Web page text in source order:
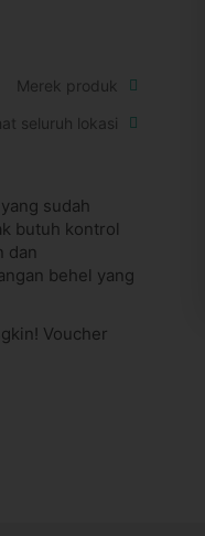
Merek produk
seluruh lokasi
sudah
butuh kontrol
dan
behel yang
Voucher